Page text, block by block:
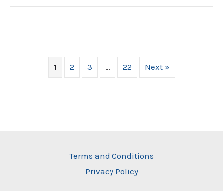
1 2 3 … 22 Next »
Terms and Conditions
Privacy Policy